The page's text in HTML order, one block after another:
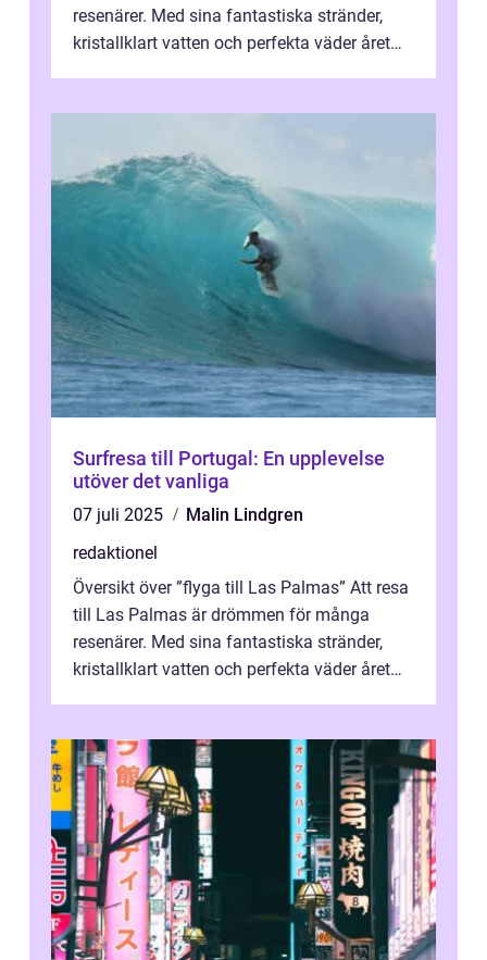
resenärer. Med sina fantastiska stränder,
kristallklart vatten och perfekta väder året
Surfresa till Portugal: En upplevelse
utöver det vanliga
07 juli 2025
Malin Lindgren
redaktionel
Översikt över ”flyga till Las Palmas” Att resa
till Las Palmas är drömmen för många
resenärer. Med sina fantastiska stränder,
kristallklart vatten och perfekta väder året